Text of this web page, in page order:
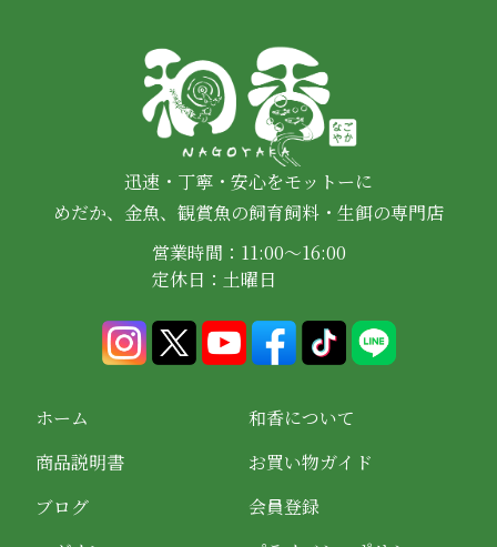
迅速・丁寧・安心をモットーに
めだか、金魚、観賞魚の飼育飼料・生餌の専門店
営業時間：11:00～16:00
定休日：土曜日
ホーム
和香について
商品説明書
お買い物ガイド
ブログ
会員登録